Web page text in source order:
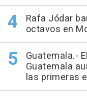
Rafa Jódar
octavos en
Guatemala.-
Guatemala
las primeras